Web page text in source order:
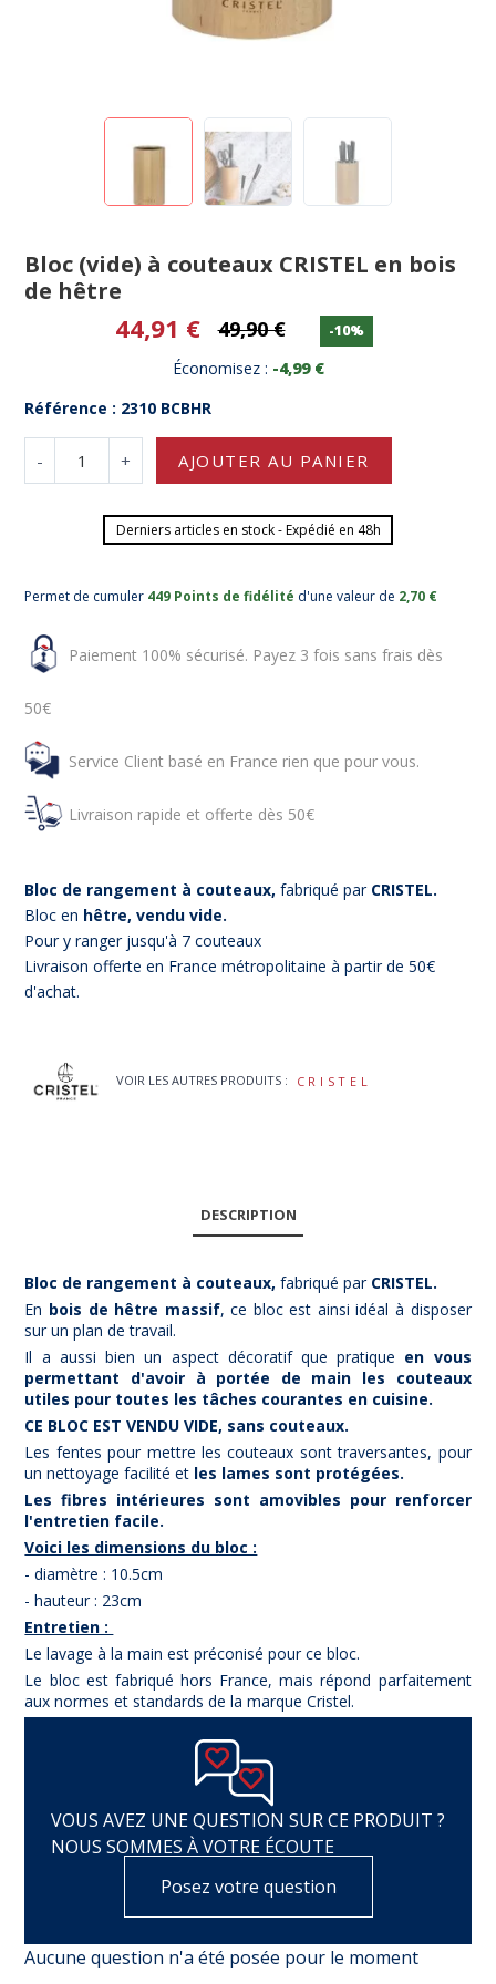
Bloc (vide) à couteaux CRISTEL en bois
de hêtre
44,91 € 49,90 € -10%
Économisez : -4,99 €
Référence : 2310 BCBHR
- + AJOUTER AU PANIER
Derniers articles en stock - Expédié en 48h
Permet de cumuler 449 Points de fidélité d'une valeur de 2,70 €
Paiement 100% sécurisé. Payez 3 fois sans frais dès
50€
Service Client basé en France rien que pour vous.
Livraison rapide et offerte dès 50€
Bloc de rangement à couteaux, fabriqué par CRISTEL.
Bloc en hêtre, vendu vide.
Pour y ranger jusqu'à 7 couteaux
Livraison offerte en France métropolitaine à partir de 50€
d'achat.
VOIR LES AUTRES PRODUITS : CRISTEL
DESCRIPTION
Bloc de rangement à couteaux, fabriqué par CRISTEL.
En bois de hêtre massif, ce bloc est ainsi idéal à disposer
sur un plan de travail.
Il a aussi bien un aspect décoratif que pratique en vous
permettant d'avoir à portée de main les couteaux
utiles pour toutes les tâches courantes en cuisine.
CE BLOC EST VENDU VIDE, sans couteaux.
Les fentes pour mettre les couteaux sont traversantes, pour
un nettoyage facilité et les lames sont protégées.
Les fibres intérieures sont amovibles pour renforcer
l'entretien facile.
Voici les dimensions du bloc :
- diamètre : 10.5cm
- hauteur : 23cm
Entretien :
Le lavage à la main est préconisé pour ce bloc.
Le bloc est fabriqué hors France, mais répond parfaitement
aux normes et standards de la marque Cristel.
VOUS AVEZ UNE QUESTION SUR CE PRODUIT ?
NOUS SOMMES À VOTRE ÉCOUTE
Posez votre question
Aucune question n'a été posée pour le moment